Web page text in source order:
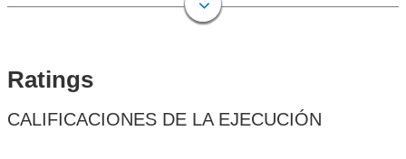
Ratings
CALIFICACIONES DE LA EJECUCIÓN